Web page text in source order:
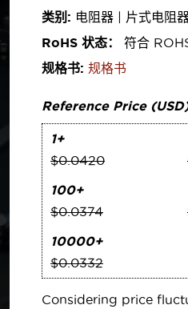
类别: 电阻器 | 片式电阻
RoHS 状态：
符合
规格书: 规格书
Reference Price
1+
$0.0420
100+
$0.0374
10000+
$0.0332
Considering price